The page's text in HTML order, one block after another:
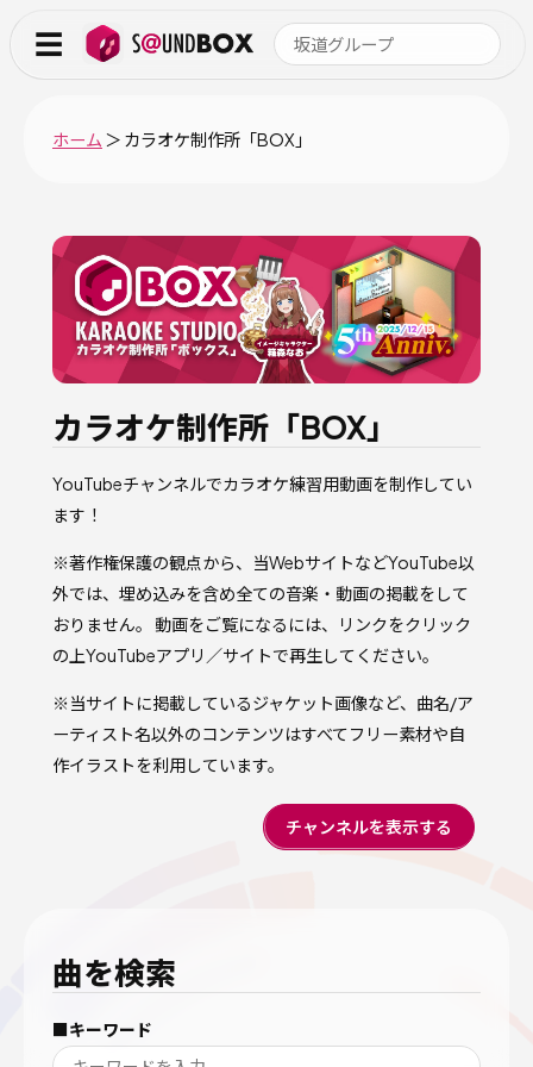
☰
ホーム ＞ カラオケ制作所「BOX」
カラオケ制作所「BOX」
YouTubeチャンネルでカラオケ練習用動画を制作してい
ます！
※著作権保護の観点から、当WebサイトなどYouTube以
外では、埋め込みを含め全ての音楽・動画の掲載をして
おりません。 動画をご覧になるには、リンクをクリック
の上YouTubeアプリ／サイトで再生してください。
※当サイトに掲載しているジャケット画像など、曲名/ア
ーティスト名以外のコンテンツはすべてフリー素材や自
作イラストを利用しています。
チャンネルを表示する
曲を検索
■キーワード